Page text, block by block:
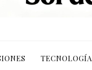
TECNOLOGÍA